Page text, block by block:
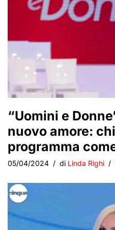
“Uomini e
nuovo amore:
programma
05/04/2024 di Linda Righi